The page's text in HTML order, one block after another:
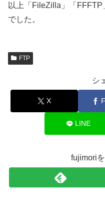
以上「FileZilla」「
でした。
FTP
シ
X
LINE
fujimori